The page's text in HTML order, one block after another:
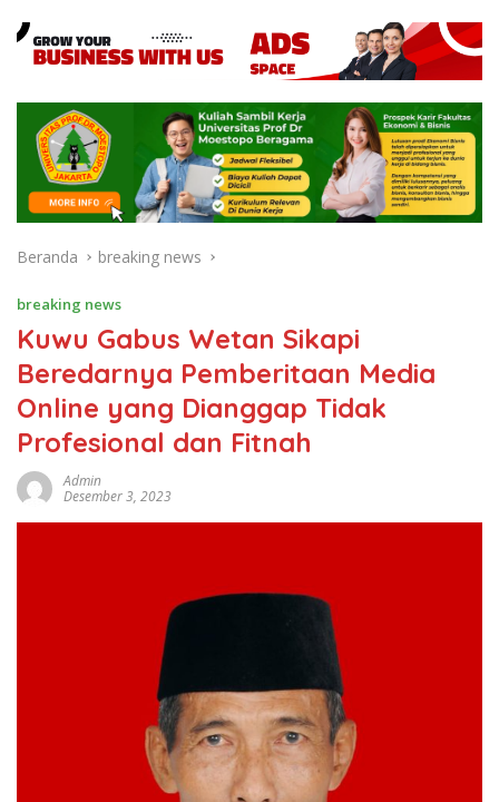
Beranda breaking news
breaking news
Kuwu Gabus Wetan Sikapi
Beredarnya Pemberitaan Media
Online yang Dianggap Tidak
Profesional dan Fitnah
Admin
Desember 3, 2023